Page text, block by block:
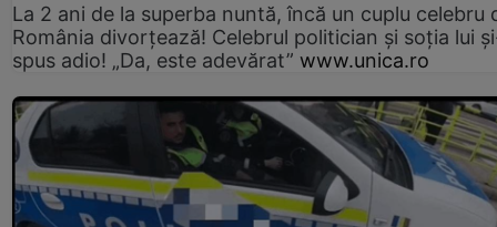
La 2 ani de la superba nuntă, încă un cuplu celebru
România divorțează! Celebrul politician și soția lui
spus adio! „Da, este adevărat” www.unica.ro